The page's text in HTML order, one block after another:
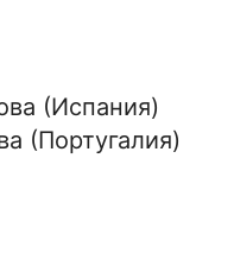
(Испания)
(Португалия)